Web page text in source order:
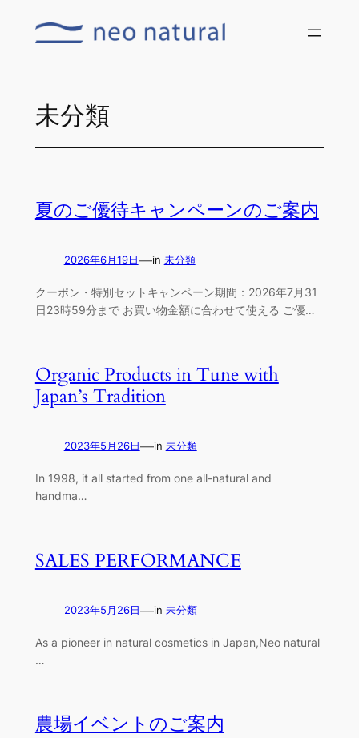
未分類
夏のご優待キャンペーンのご案内
2026年6月19日 —in 未分類
クーポン・特別セットキャンペーン期間：2026年7月31
日23時59分まで お買い物金額に合わせて使える ご優…
Organic Products in Tune with
Japan’s Tradition
2023年5月26日 —in 未分類
In 1998, it all started from one all-natural and
handma…
SALES PERFORMANCE
2023年5月26日 —in 未分類
As a pioneer in natural cosmetics in Japan,Neo natural
…
農場イベントのご案内